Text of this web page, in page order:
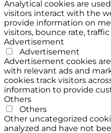
Analytical cookies are
visitors interact with the
provide information on
visitors, bounce rate,
Advertisement
Advertisement
Advertisement cookies
with relevant ads and
cookies track visitors
information to provide
Others
Others
Other uncategorized
analyzed and have not